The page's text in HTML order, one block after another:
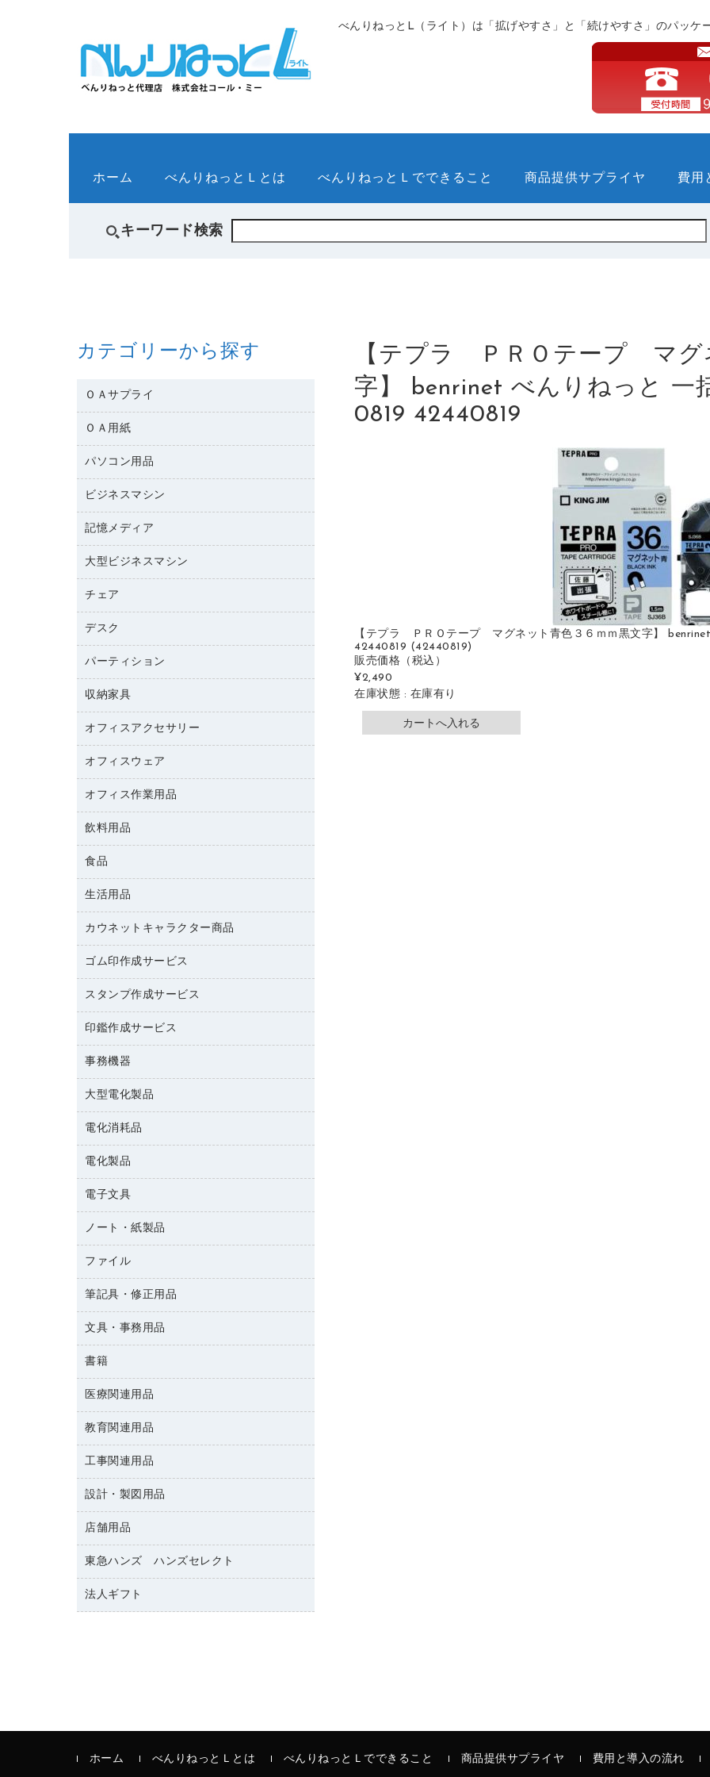
べんりねっとL（ライト）は「拡げやすさ」と「続けやすさ」のパッケ
ホーム べんりねっとＬとは べんりねっとＬでできること 商品提供サプライヤ 費用
キーワード検索
【テプラ ＰＲＯテープ マグ
字】 benrinet べんりねっと 一
0819 42440819
【テプラ ＰＲＯテープ マグネット青色３６ｍｍ黒文字】
42440819 (42440819)
販売価格 （税込）
¥2,490
在庫状態 : 在庫有り
カテゴリーから探す
ＯＡサプライ
互換インクカートリッジ
リサイクルトナー（リターン方式）
リサイクルトナー（プール方式）
リサイクルインクカートリッジ
ファクシミリトナー
トナーカートリッジ
コピートナー
ＯＡ用紙
名刺用紙
ワープロ用紙
ラベル用紙
プロッター用紙
ハガキ用紙
その他コピー用紙・プリンタ用紙
コピー用紙
パソコン用品
パソコン周辺機器
マウスパッド
マウス
パソコンバッグ／収納用品
ネットワーク／ＬＡＮ機器
ネットワーク／ＬＡＮアクセサリー
セキュリティ用品
ＵＳＢハブ／ＵＳＢアクセサリー
ＯＡフィルター
ＯＡクリーナー／エアダスター
ＬＡＮケーブル
ＨＤＤ／ＳＳＤ
ディスプレイモニター
ビジネスマシン
電話機
レーザープリンタ／複合機
メモリーカード
プロジェクタ
ファクシミリ
デジタルカメラ
スキャナー
コピー機
記憶メディア
ブルーレイディスク
ＣＤ－ＲＷ
ＣＤ－Ｒ
メディア収納用品
大型ビジネスマシン
プリンタ
チェア
応接イス・ベンチ
オフィスチェア
デスク
ミーティングテーブル
デスク
カウンター
パーティション
ホワイトボード・黒板
収納家具
保管庫・書庫
ロッカー・下駄箱
その他収納
オフィスアクセサリー
オフィスアクセサリー
オフィスウェア
医療・介護・ワーキングウェア
ブラウス・シャツ
アウター
オフィス作業用品
養生用品
防災用備蓄食品・飲料
台車・脚立
倉庫収納用品
作業用雑貨
梱包用品
梱包用テープ
園芸用品
ペット用品
飲料用品
緑茶飲料
茶葉・インスタント
紅茶・バラエティ飲料
レギュラーコーヒー
ミルク・シュガー
ソフトドリンク
コーヒーメーカー・備品
インスタントコーヒー
食品
食品
生活用品
浴室用品
台所用洗剤
掃除用品
掃除用洗剤
洗濯用品
消臭・芳香剤
殺虫剤
飲食用消耗品
ハンドソープ・石鹸
トイレ用品
トイレ用洗剤
ティッシュペーパー
ダストボックス
タオル・アメニティ用品
スリッパ・サンダル・シューズ
スポーツ・レジャー用品
ゴミ袋
キッチン用品
カウネットキャラクター商品
カウネットキャラクター商品
ゴム印作成サービス
ゴム印作成サービス
ゴム印（一行印）作成サービス
ゴム印（フリーサイズ印）作成サービス
スタンプ作成サービス
シヤチハタスタンプ作成サービス
カウネットスタンプ作成サービス
印鑑作成サービス
印鑑作成サービス
事務機器
大型シュレッダー（共配）
レーザーポインター
ラミネートフィルム
ラミネータ
タイムレコーダー
シュレッダ
ＯＨＰ用品
大型電化製品
冷蔵庫・キッチン・調理家電
テレビ・ＡＶ機器
電化消耗品
電球・蛍光灯
乾電池・充電池
フィルム・カメラ用品
デスクライト
アルバム
懐中電灯・ライト
電化製品
掃除機・クリーナー
空調・季節家電
その他電化製品
キッチン・調理家電
ＯＡタップ／延長コード
電子文具
電卓
ラベルテープ
その他電子文具
ノート・紙製品
封筒
伝票
典礼用品
帳簿
額縁
各種用紙
ルーズリーフ
ファイル
名刺整理用品
板目表紙・綴込表紙
背幅が伸びるファイル
統一伝票用ファイル
収納保存用品
レターファイル
リングファイル
プレゼン用ファイル
ファイルボックス
パイプ式ファイル
その他ファイル
カードケース
筆記具・修正用品
万年筆
消しゴム
修正液・修正ペン
修正テープ
鉛筆
マーキングペン（油性）
マーキングペン（水性）
ボールペン（油性）
文具・事務用品
輪ゴム
両面テープ
名札
保管・整理用品
壁面／足元収納
備品／小物ケース
透明テープ 事務用
電話台
液体のり
印章用品
書籍
雑誌
パソコンソフト
医療関連用品
保健用品
使い捨て手袋
感染症対策用品
介護用品
医療関連用品
教育関連用品
教育関連用品
工事関連用品
工事関連用品
設計・製図用品
設計・製図用品
店舗用品
店舗運営用品
陳列什器
紙手提げ袋
ＰＯＰ用品
東急ハンズ ハンズセレクト
東急ハンズ
法人ギフト
ホーム べんりねっとＬとは べんりねっとＬでできること 商品提供サプライヤ 費用と導入の流れ